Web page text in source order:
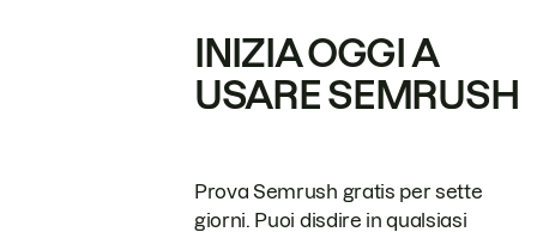
INIZIA OGGI A
USARE SEMRUSH
Prova Semrush gratis per sette
giorni. Puoi disdire in qualsiasi